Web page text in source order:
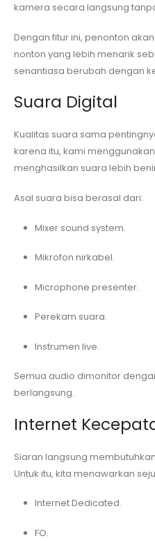
kamera secara langsung
Dengan fitur ini, penonton
nonton yang lebih menarik
senantiasa berubah dengan
Suara Digital
Kualitas suara sama
karena itu, kami
menghasilkan suara lebih
Asal suara bisa berasal dari:
Mixer sound system.
Mikrofon nirkabel.
Microphone presenter.
Perekam suara.
Instrumen live.
Semua audio dimonitor
berlangsung.
Internet
Siaran langsung
Untuk itu, kita menawarkan
Internet Dedicated.
FO.